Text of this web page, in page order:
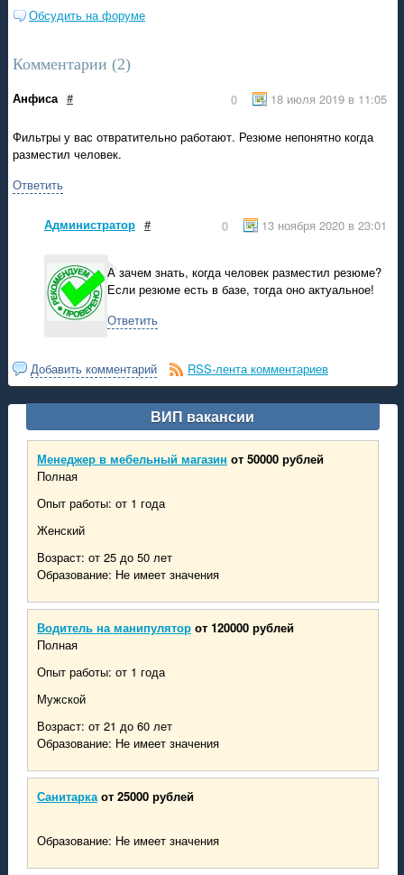
Обсудить на форуме
Комментарии (2)
Анфиса # 18 июля 2019 в 11:05
0
Фильтры у вас отвратительно работают. Резюме непонятно когда
разместил человек.
Ответить
Администратор # 13 ноября 2020 в 23:01
0
А зачем знать, когда человек разместил резюме?
Если резюме есть в базе, тогда оно актуальное!
Ответить
Добавить комментарий RSS-лента комментариев
ВИП вакансии
Менеджер в мебельный магазин от 50000 рублей
Полная
Опыт работы: от 1 года
Женский
Возраст: от 25 до 50 лет
Образование: Не имеет значения
Водитель на манипулятор от 120000 рублей
Полная
Опыт работы: от 1 года
Мужской
Возраст: от 21 до 60 лет
Образование: Не имеет значения
Санитарка от 25000 рублей
Образование: Не имеет значения